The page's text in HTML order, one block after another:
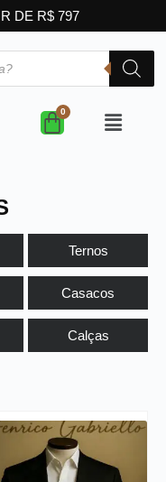
DE R$ 797
Ternos
Casacos
Calças